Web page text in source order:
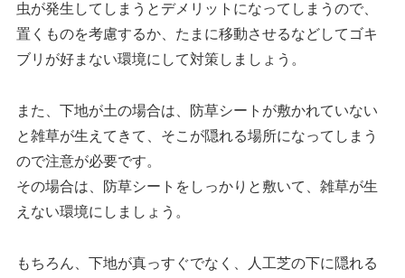
虫が発生してしまうとデメリットになってしまうので、
置くものを考慮するか、たまに移動させるなどしてゴキ
ブリが好まない環境にして対策しましょう。
また、下地が土の場合は、防草シートが敷かれていない
と雑草が生えてきて、そこが隠れる場所になってしまう
ので注意が必要です。
その場合は、防草シートをしっかりと敷いて、雑草が生
えない環境にしましょう。
もちろん、下地が真っすぐでなく、人工芝の下に隠れる